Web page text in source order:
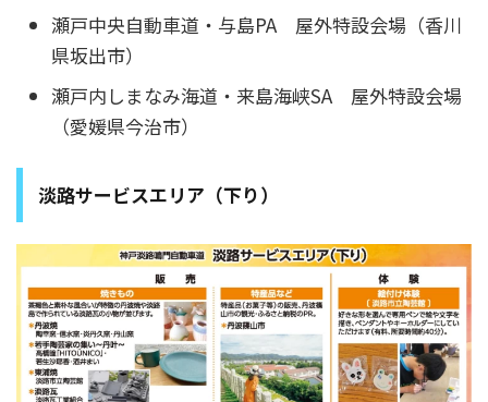
瀬戸中央自動車道・与島PA 屋外特設会場（香川
県坂出市）
瀬戸内しまなみ海道・来島海峡SA 屋外特設会場
（愛媛県今治市）
淡路サービスエリア（下り）